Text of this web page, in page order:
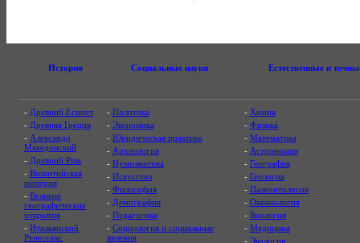
История Социальные науки Естественные и
- Древний Египет
- Древняя Греция
- Александр
Македонский
- Древний Рим
- Византийская
империя
- Великие
географические
открытия
- Итальянский
Ренессанс
- Политика
- Экономика
- Юридическая практика
- Археология
- Нумизматика
- Искусство
- Философия
- Демография
- Педагогика
- Социология и социальные
явления
- Химия
- Физика
- Математика
- Астрономия
- География
- Геология
- Палеонтология
- Океанология
- Биология
- Медицина
- Экология